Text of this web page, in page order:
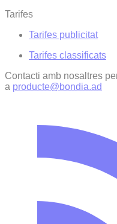
Tarifes
Tarifes publicitat
Tarifes classificats
Contacti amb nosaltres
a producte@bondia.ad